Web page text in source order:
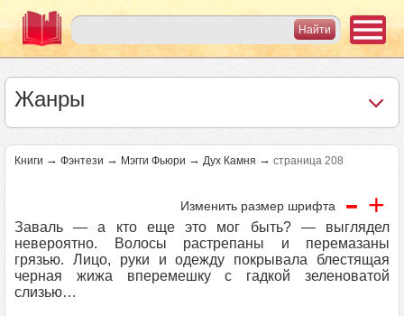
Жанры
Книги → Фэнтези → Мэгги Фьюри → Дух Камня → страница 208
Изменить размер шрифта - +
Заваль — а кто еще это мог быть? — выглядел
невероятно. Волосы растрепаны и перемазаны
грязью. Лицо, руки и одежду покрывала блестящая
черная жижа вперемешку с гадкой зеленоватой
слизью…